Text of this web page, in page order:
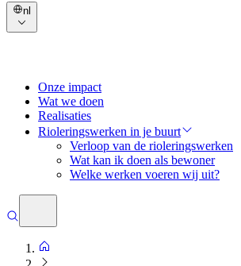
nl
Onze impact
Wat we doen
Realisaties
Rioleringswerken in je buurt
Verloop van de rioleringswerken
Wat kan ik doen als bewoner
Welke werken voeren wij uit?